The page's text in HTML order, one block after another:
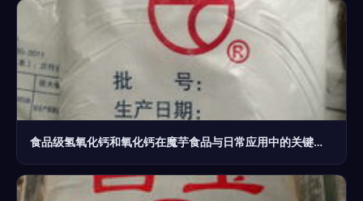
食品级氢氧化钙和氧化钙在魔芋食品与日常应用中的关键作用